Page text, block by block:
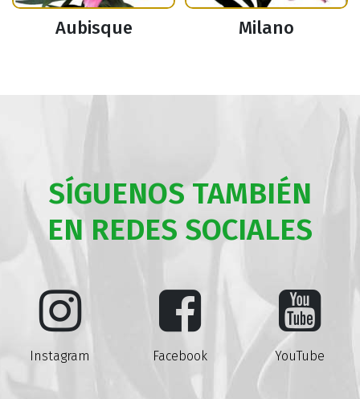
Aubisque Milano
SÍGUENOS TAMBIÉN
EN REDES SOCIALES
Instagram Facebook YouTube